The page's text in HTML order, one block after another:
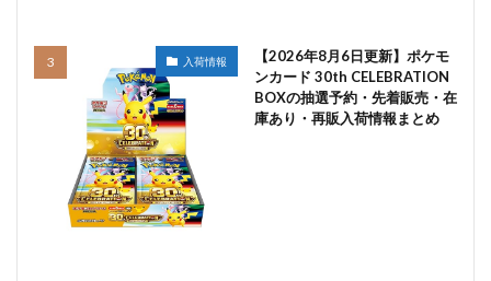
入荷情報
【2026年8月6日更新】ポケモ
ンカード 30th CELEBRATION
BOXの抽選予約・先着販売・在
庫あり・再販入荷情報まとめ